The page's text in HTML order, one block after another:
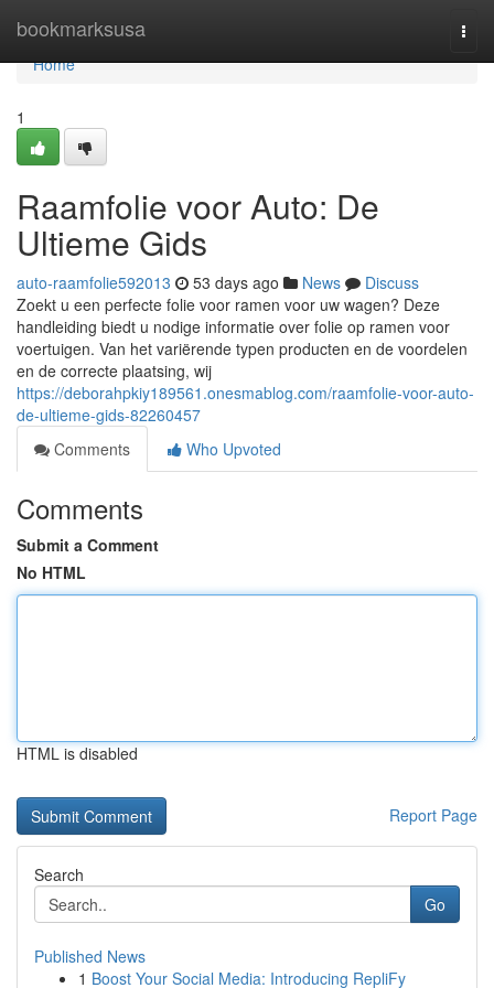
bookmarksusa
Home
Home
1
Raamfolie voor Auto: De
Ultieme Gids
auto-raamfolie592013 53 days ago News
Discuss
Zoekt u een perfecte folie voor ramen voor uw wagen? Deze
handleiding biedt u nodige informatie over folie op ramen voor
voertuigen. Van het variërende typen producten en de voordelen
en de correcte plaatsing, wij
https://deborahpkiy189561.onesmablog.com/raamfolie-voor-auto-
de-ultieme-gids-82260457
Comments
Who Upvoted
Comments
Submit a Comment
No HTML
HTML is disabled
Report Page
Search
Go
Published News
1 Boost Your Social Media: Introducing RepliFy